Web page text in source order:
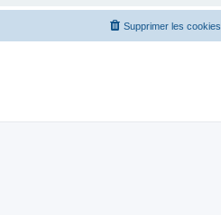
Supprimer les cookies